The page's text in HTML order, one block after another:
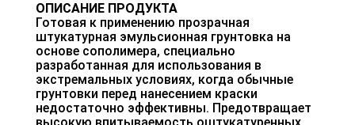
ОПИСАНИЕ ПРОДУКТА
Готовая к применению прозрачная
штукатурная эмульсионная грунтовка на
основе сополимера, специально
разработанная для использования в
экстремальных условиях, когда обычные
грунтовки перед нанесением краски
недостаточно эффективны. Предотвращает